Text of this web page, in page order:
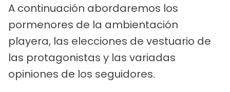
A continuación abordaremos los
pormenores de la ambientación
playera, las elecciones de vestuario de
las protagonistas y las variadas
opiniones de los seguidores.